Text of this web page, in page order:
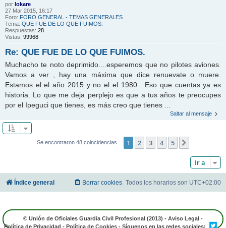
por lokare
27 Mar 2015, 16:17
Foro: FORO GENERAL - TEMAS GENERALES
Tema: QUE FUE DE LO QUE FUIMOS.
Respuestas: 28
Vistas: 99968
Re: QUE FUE DE LO QUE FUIMOS.
Muchacho te noto deprimido....esperemos que no pilotes aviones.
Vamos a ver , hay una máxima que dice renuevate o muere.
Estamos el el año 2015 y no el el 1980 . Eso que cuentas ya es
historia. Lo que me deja perplejo es que a tus años te preocupes
por el Ipeguci que tienes, es más creo que tienes ...
Saltar al mensaje
Se encontraron 48 coincidencias 1 2 3 4 5
Ir a
Índice general Todos los horarios son UTC+02:00
Borrar cookies
© Unión de Oficiales Guardia Civil Profesional (2013) - Aviso Legal -
Política de Privacidad - Política de Cookies - Síguenos en las redes sociales: